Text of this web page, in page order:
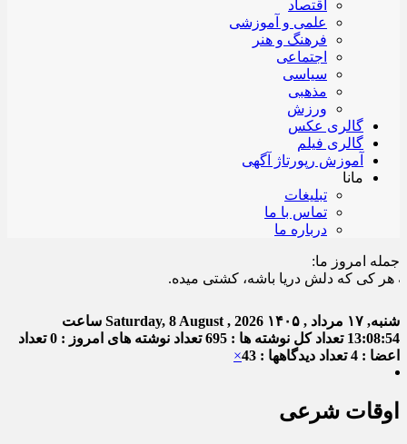
اقتصاد
علمی و آموزشی
فرهنگ و هنر
اجتماعی
سیاسی
مذهبی
ورزش
گالری عکس
گالری فیلم
آموزش رپورتاژ آگهی
مانا
تبلیغات
تماس با ما
درباره ما
جمله امروز ما:
که دلش دریا باشه، کشتی میده.
شنبه, ۱۷ مرداد , ۱۴۰۵ Saturday, 8 August , 2026 ساعت
13:08:55 تعداد کل نوشته ها : 695 تعداد نوشته های امروز : 0
تعداد
اعضا : 4
تعداد دیدگاهها : 43 ×
اوقات شرعی